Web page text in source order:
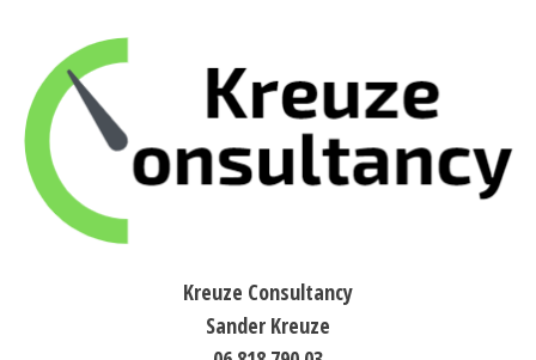
Kreuze Consultancy
Sander Kreuze